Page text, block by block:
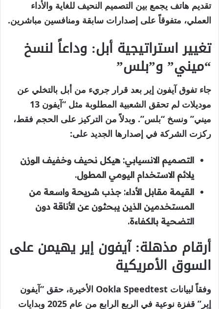
تقديم هاتف يجمع بين التصميم النحيف للغاية والأداء
العملي، متفوقاً على إصدارات سابقة ومنافسين مباشرين.
تغيير استراتيجية أبل: وداعاً لنسخ
“ميني” و”بلس”
جاء تفوقآيفون إير بعد قرار جريء من أبل بالتخلي عن
موديلات لم تحقق الشعبية المطلوبة مثل “آيفون 13
ميني” ونسخ “بلس”. وبدلاً من التركيز على الحجم فقط،
ركزت الشركة في إصدارها الجديد على:
التصميم الانسيابي: هيكل نحيف وخفيف الوزن
يلائم الاستخدام اليومي المطول.
القيمة مقابل الأداء: جذب شريحة واسعة من
المستخدمين الذين يبحثون عن الأناقة دون
التضحية بالكفاءة.
أرقام مذهلة: آيفون إير يهيمن على
السوق الأمريكية
وفقاً لبيانات Ookla Speedtest الأخيرة، حقق “آيفون
إير” قفزة نوعية في الربع الرابع من عام 2025 وبدايات